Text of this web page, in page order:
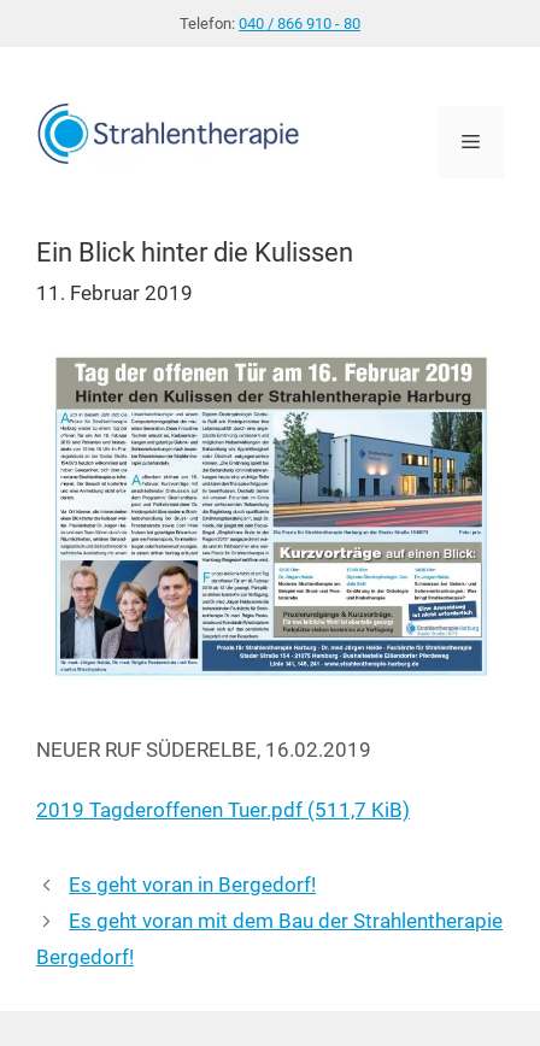
Telefon: 040 / 866 910 - 80
Menü
Ein Blick hinter die Kulissen
11. Februar 2019
NEUER RUF SÜDERELBE, 16.02.2019
2019 Tagd­er­of­fe­nen Tuer.pdf (511,7 KiB)
Es geht voran in Bergedorf!
Es geht voran mit dem Bau der Strahlentherapie
Bergedorf!